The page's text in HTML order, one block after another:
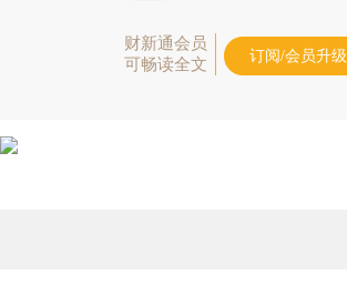
财新通会员
可畅读全文
订阅/会员升级